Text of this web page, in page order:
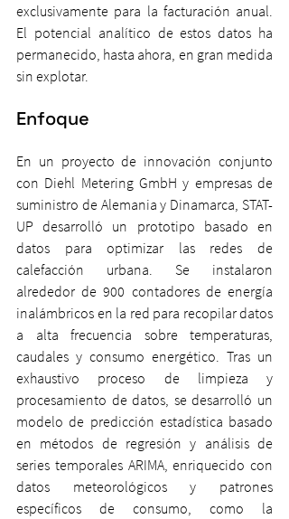
exclusivamente para la facturación anual.
El potencial analítico de estos datos ha
permanecido, hasta ahora, en gran medida
sin explotar.
Enfoque
En un proyecto de innovación conjunto
con Diehl Metering GmbH y empresas de
suministro de Alemania y Dinamarca, STAT-
UP desarrolló un prototipo basado en
datos para optimizar las redes de
calefacción urbana. Se instalaron
alrededor de 900 contadores de energía
inalámbricos en la red para recopilar datos
a alta frecuencia sobre temperaturas,
caudales y consumo energético. Tras un
exhaustivo proceso de limpieza y
procesamiento de datos, se desarrolló un
modelo de predicción estadística basado
en métodos de regresión y análisis de
series temporales ARIMA, enriquecido con
datos meteorológicos y patrones
específicos de consumo, como la